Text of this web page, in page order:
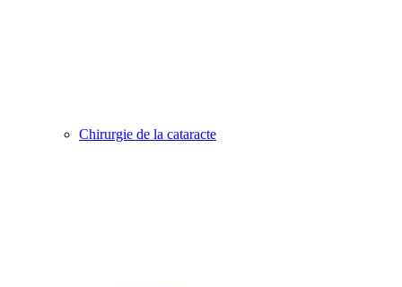
Chirurgie de la cataracte